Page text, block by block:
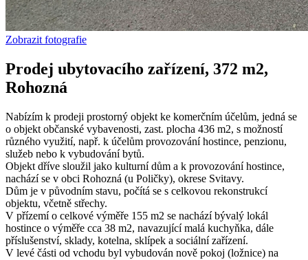
Zobrazit fotografie
Prodej ubytovacího zařízení, 372 m2,
Rohozná
Nabízím k prodeji prostorný objekt ke komerčním účelům, jedná se
o objekt občanské vybavenosti, zast. plocha 436 m2, s možností
různého využití, např. k účelům provozování hostince, penzionu,
služeb nebo k vybudování bytů.
Objekt dříve sloužil jako kulturní dům a k provozování hostince,
nachází se v obci Rohozná (u Poličky), okrese Svitavy.
Dům je v původním stavu, počítá se s celkovou rekonstrukcí
objektu, včetně střechy.
V přízemí o celkové výměře 155 m2 se nachází bývalý lokál
hostince o výměře cca 38 m2, navazující malá kuchyňka, dále
příslušenství, sklady, kotelna, sklípek a sociální zařízení.
V levé části od vchodu byl vybudován nově pokoj (ložnice) na